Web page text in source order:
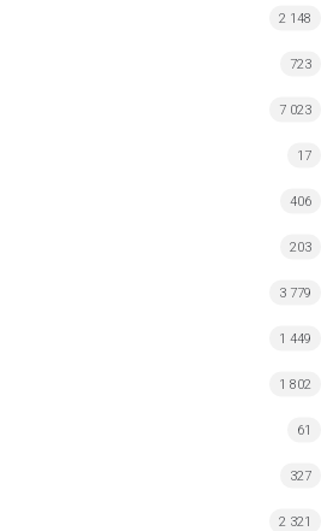
2 148
723
7 023
17
406
203
3 779
1 449
1 802
61
327
2 321